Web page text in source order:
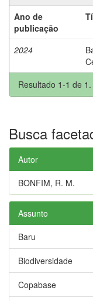
Ano de
publicação
2024
Resultado 1-1 de 1.
Busca
Autor
BONFIM, R. M.
Assunto
Baru
Biodiversidade
Copabase